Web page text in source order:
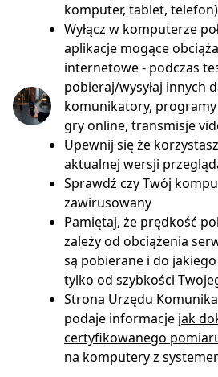
komputer, tablet, telefon)
Wyłącz w komputerze
aplikacje mogące
internetowe - podczas
pobieraj/wysyłaj innych
komunikatory, programy
gry online, transmisje
Upewnij się że
aktualnej wersji
Sprawdź czy Twój
zawirusowany
Pamiętaj, że prędkość
zależy od obciążenia
są pobierane i do jakiego
tylko od szybkości
Strona Urzędu
podaje informacje jak
certyfikowanego
na komputery z